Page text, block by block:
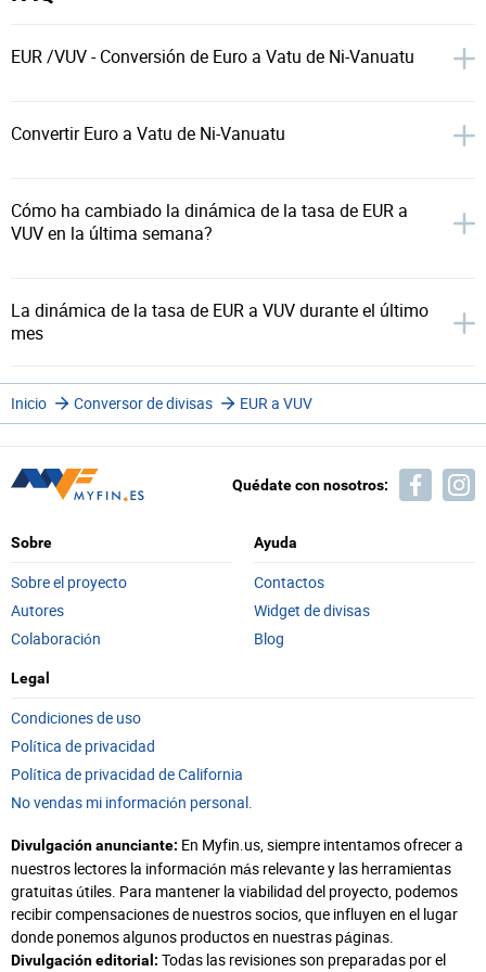
EUR /VUV - Conversión de Euro a Vatu de Ni-Vanuatu
Convertir Euro a Vatu de Ni-Vanuatu
Cómo ha cambiado la dinámica de la tasa de EUR a
VUV en la última semana?
La dinámica de la tasa de EUR a VUV durante el último
mes
Inicio Conversor de divisas EUR a VUV
Quédate con nosotros:
Sobre
Sobre el proyecto
Autores
Colaboración
Ayuda
Contactos
Widget de divisas
Blog
Legal
Condiciones de uso
Política de privacidad
Política de privacidad de California
No vendas mi información personal.
Divulgación anunciante: En Myfin.us, siempre intentamos ofrecer a
nuestros lectores la información más relevante y las herramientas
gratuitas útiles. Para mantener la viabilidad del proyecto, podemos
recibir compensaciones de nuestros socios, que influyen en el lugar
donde ponemos algunos productos en nuestras páginas.
Divulgación editorial: Todas las revisiones son preparadas por el